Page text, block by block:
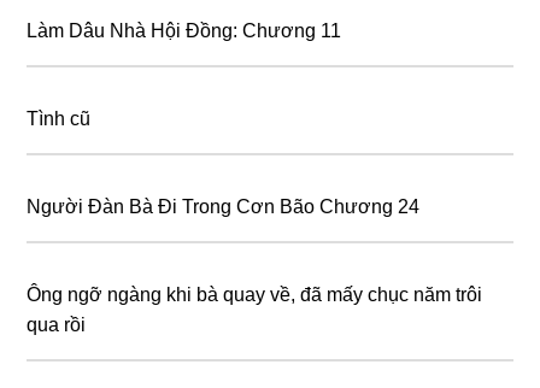
Làm Dâu Nhà Hội Đồng: Chương 11
Tình cũ
Người Đàn Bà Đi Trong Cơn Bão Chương 24
Ông ngỡ ngàng khi bà quay về, đã mấy chục năm trôi
qua rồi